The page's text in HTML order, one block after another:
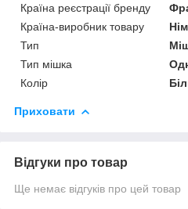
Країна реєстрації бренду
Країна-виробник товару
Тип
Тип мішка
Колір
Приховати
Відгуки про товар
Ще немає відгуків про цей товар